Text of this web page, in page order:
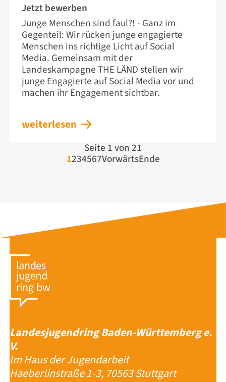
Jetzt bewerben
Junge Menschen sind faul?! - Ganz im
Gegenteil: Wir rücken junge engagierte
Menschen ins richtige Licht auf Social
Media. Gemeinsam mit der
Landeskampagne THE LÄND stellen wir
junge Engagierte auf Social Media vor und
machen ihr Engagement sichtbar.
weiterlesen
Seite 1 von 21
1234567VorwärtsEnde
Landesjugendring Baden-Württemberg e.
V.
Im Haus der Jugendarbeit
Haeberlinstraße 1-3, 70563 Stuttgart